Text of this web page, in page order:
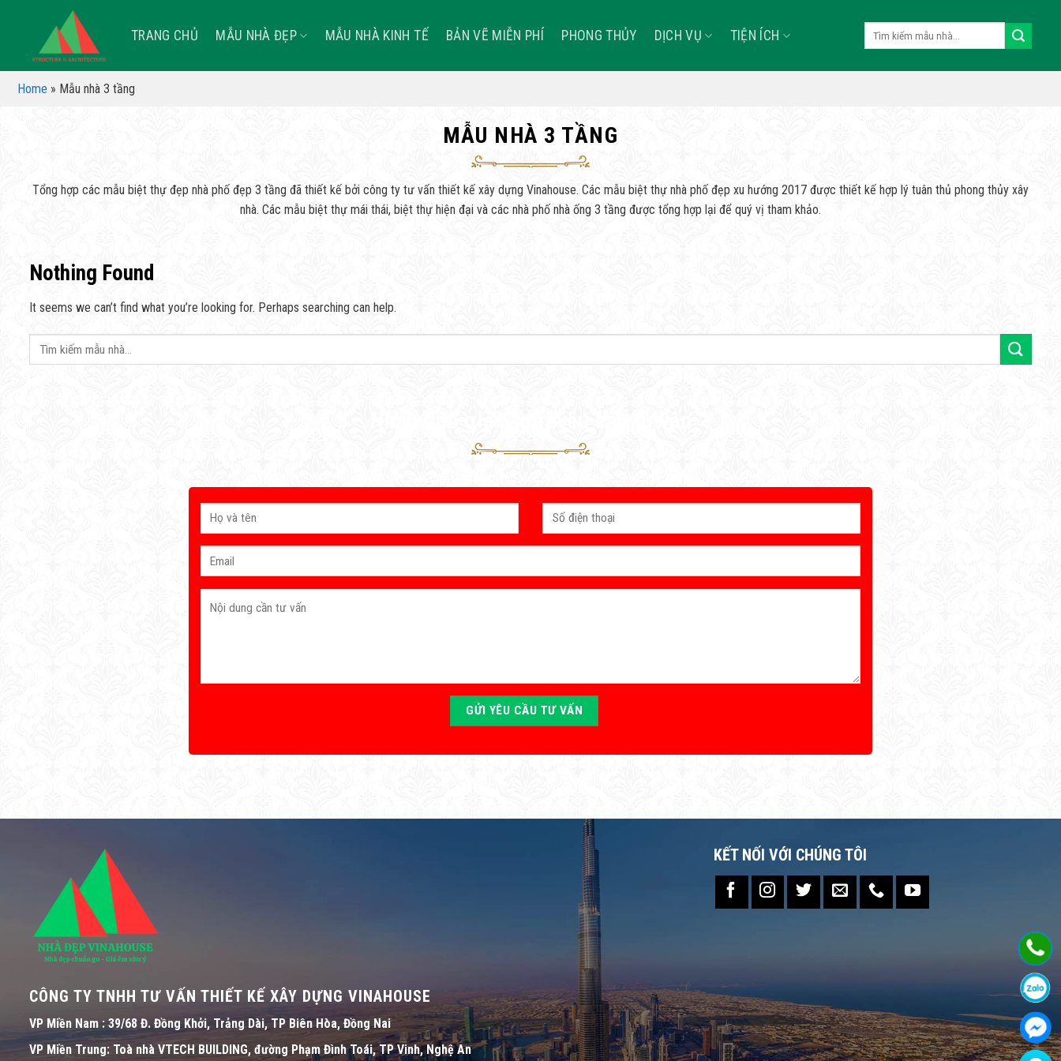
TRANG CHỦ MẪU NHÀ ĐẸP MẪU NHÀ KINH TẾ BẢN VẼ MIỄN PHÍ PHONG THỦY DỊCH VỤ TIỆN ÍCH
Home » Mẫu nhà 3 tầng
MẪU NHÀ 3 TẦNG
Tổng hợp các mẫu biệt thự đẹp nhà phố đẹp 3 tầng đã thiết kế bởi công ty tư vấn thiết kế xây dựng Vinahouse. Các mẫu biệt thự nhà phố đẹp xu hướng 2017 được thiết kế hợp lý tuân thủ phong thủy xây
nhà. Các mẫu biệt thự mái thái, biệt thự hiện đại và các nhà phố nhà ống 3 tầng được tổng hợp lại để quý vị tham khảo.
Nothing Found
It seems we can’t find what you’re looking for. Perhaps searching can help.
CÔNG TY TNHH TƯ VẤN THIẾT KẾ XÂY DỰNG VINAHOUSE
VP Miền Nam :39/68 Đ. Đồng Khởi, Trảng Dài, TP Biên Hòa, Đồng Nai
VP Miền Trung: Toà nhà VTECH BUILDING, đường Phạm Đình Toái, TP Vinh, Nghệ An
KẾT NỐI VỚI CHÚNG TÔI